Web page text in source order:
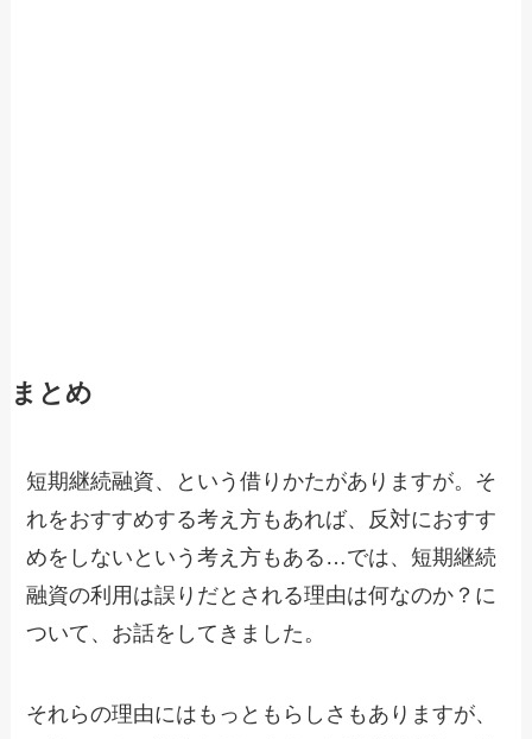
まとめ
短期継続融資、という借りかたがありますが。そ
れをおすすめする考え方もあれば、反対におすす
めをしないという考え方もある…では、短期継続
融資の利用は誤りだとされる理由は何なのか？に
ついて、お話をしてきました。
それらの理由にはもっともらしさもありますが、